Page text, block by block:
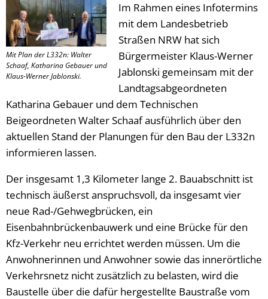
Mit Plan der L332n: Walter
Schaaf, Katharina Gebauer und
Klaus-Werner Jablonski.
Im Rahmen eines Infotermins
mit dem Landesbetrieb
Straßen NRW hat sich
Bürgermeister Klaus-Werner
Jablonski gemeinsam mit der
Landtagsabgeordneten
Katharina Gebauer und dem Technischen
Beigeordneten Walter Schaaf ausführlich über den
aktuellen Stand der Planungen für den Bau der L332n
informieren lassen.
Der insgesamt 1,3 Kilometer lange 2. Bauabschnitt ist
technisch äußerst anspruchsvoll, da insgesamt vier
neue Rad-/Gehwegbrücken, ein
Eisenbahnbrückenbauwerk und eine Brücke für den
Kfz-Verkehr neu errichtet werden müssen. Um die
Anwohnerinnen und Anwohner sowie das innerörtliche
Verkehrsnetz nicht zusätzlich zu belasten, wird die
Baustelle über die dafür hergestellte Baustraße vom